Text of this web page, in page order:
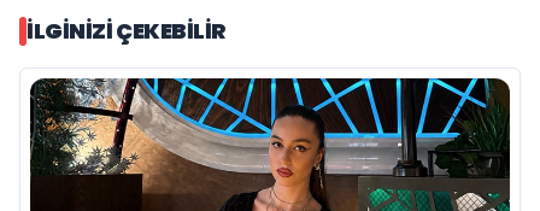
İLGINIZI ÇEKEBILIR